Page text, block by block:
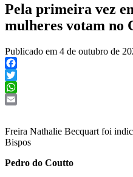
Pela primeira vez
mulheres votam no
Publicado em 4 de outubro de
Facebook
Twitter
WhatsApp
Freira Nathalie Becquart foi
Bispos
Pedro do Coutto